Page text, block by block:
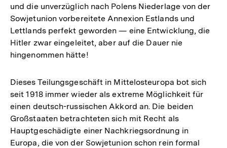
und die unverzüglich nach Polens Niederlage von der
Sowjetunion vorbereitete Annexion Estlands und
Lettlands perfekt geworden — eine Entwicklung, die
Hitler zwar eingeleitet, aber auf die Dauer nie
hingenommen hätte!
Dieses Teilungsgeschäft in Mittelosteuropa bot sich
seit 1918 immer wieder als extreme Möglichkeit für
einen deutsch-russischen Akkord an. Die beiden
Großstaaten betrachteten sich mit Recht als
Hauptgeschädigte einer Nachkriegsordnung in
Europa, die von der Sowjetunion schon rein formal